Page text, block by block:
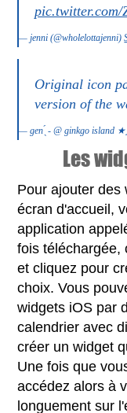
pic.twitter.com/
— jenni (@wholelottajenni)
Original icon
version of the
— gen ̖́ - @ ginkgo island
Les
Pour ajouter des
écran d'accueil,
application
fois téléchargée,
et cliquez pour
choix. Vous
widgets iOS par
calendrier avec
créer un widget
Une fois que
accédez alors à
longuement sur